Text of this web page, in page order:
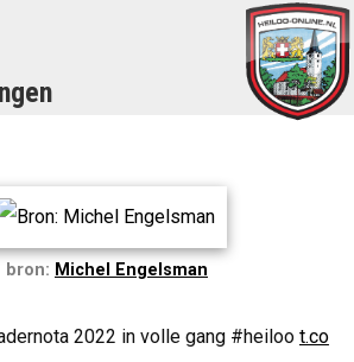
bron: Michel Engelsman
2022 in volle gang #heiloo t.co